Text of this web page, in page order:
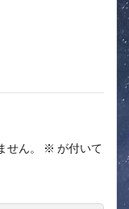
ん。 ※ が付いて